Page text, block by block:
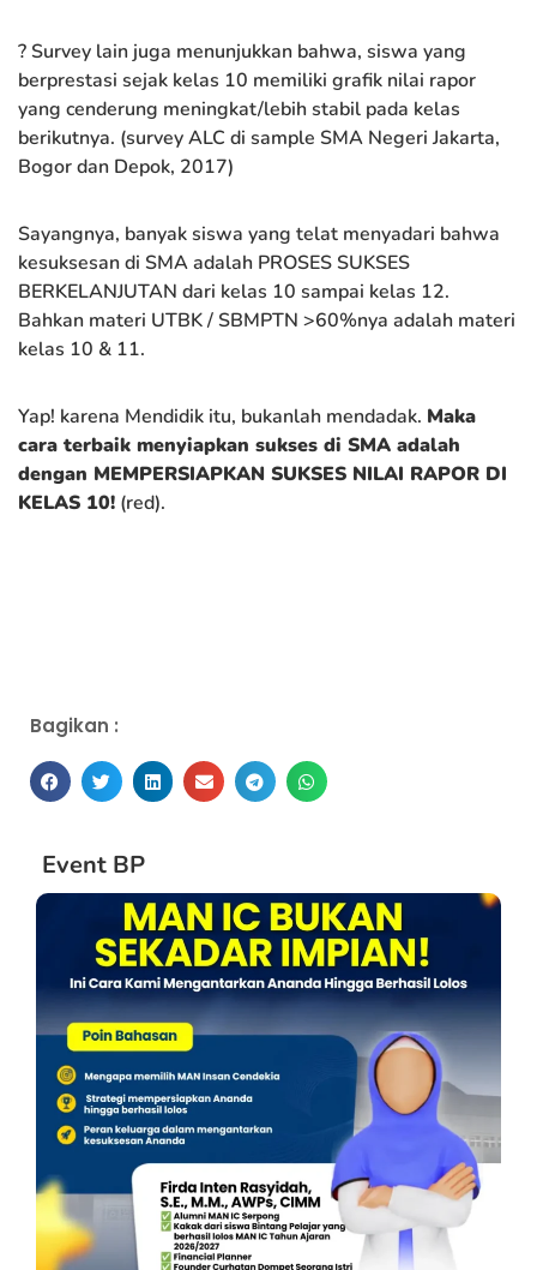
? Survey lain juga menunjukkan bahwa, siswa yang
berprestasi sejak kelas 10 memiliki grafik nilai rapor
yang cenderung meningkat/lebih stabil pada kelas
berikutnya. (survey ALC di sample SMA Negeri Jakarta,
Bogor dan Depok, 2017)
Sayangnya, banyak siswa yang telat menyadari bahwa
kesuksesan di SMA adalah PROSES SUKSES
BERKELANJUTAN dari kelas 10 sampai kelas 12.
Bahkan materi UTBK / SBMPTN >60%nya adalah materi
kelas 10 & 11.
Yap! karena Mendidik itu, bukanlah mendadak. Maka
cara terbaik menyiapkan sukses di SMA adalah
dengan MEMPERSIAPKAN SUKSES NILAI RAPOR DI
KELAS 10! (red).
Bagikan :
Event BP